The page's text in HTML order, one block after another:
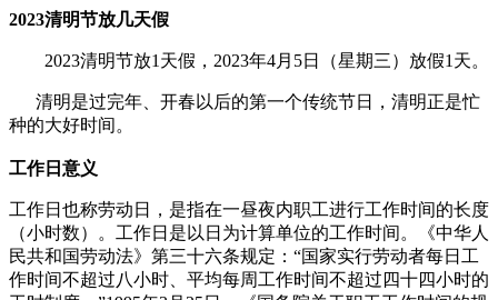
2023清明节放几天假
2023清明节放1天假，2023年4月5日（星期三）放假1天。
清明是过完年、开春以后的第一个传统节日，清明正是忙
种的大好时间。
工作日意义
工作日也称劳动日，是指在一昼夜内职工进行工作时间的长度
（小时数）。工作日是以日为计算单位的工作时间。《中华人
民共和国劳动法》第三十六条规定：“国家实行劳动者每日工
作时间不超过八小时、平均每周工作时间不超过四十四小时的